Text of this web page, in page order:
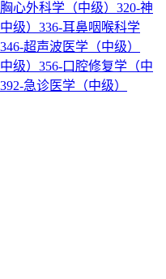
心外科学（中级） 320-神
级） 336-耳鼻咽喉科学
346-超声波医学（中级）
级） 356-口腔修复学（中
392-急诊医学（中级）